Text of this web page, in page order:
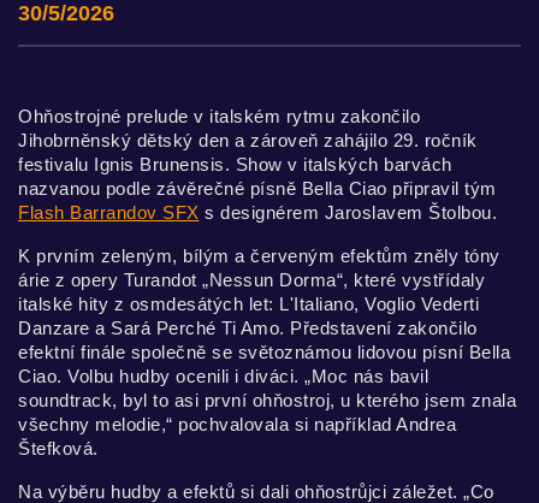
30/5/2026
Ohňostrojné prelude v italském rytmu zakončilo
Jihobrněnský dětský den a zároveň zahájilo 29. ročník
festivalu Ignis Brunensis. Show v italských barvách
nazvanou podle závěrečné písně Bella Ciao připravil tým
Flash Barrandov SFX s designérem Jaroslavem Štolbou.
K prvním zeleným, bílým a červeným efektům zněly tóny
árie z opery Turandot „Nessun Dorma“, které vystřídaly
italské hity z osmdesátých let: L'Italiano, Voglio Vederti
Danzare a Sará Perché Ti Amo. Představení zakončilo
efektní finále společně se světoznámou lidovou písní Bella
Ciao. Volbu hudby ocenili i diváci. „Moc nás bavil
soundtrack, byl to asi první ohňostroj, u kterého jsem znala
všechny melodie,“ pochvalovala si například Andrea
Štefková.
Na výběru hudby a efektů si dali ohňostrůjci záležet. „Co